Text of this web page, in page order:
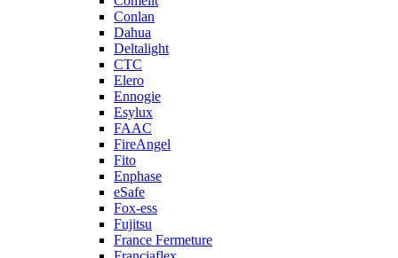
Conlan
Dahua
Deltalight
CTC
Elero
Ennogie
Esylux
FAAC
FireAngel
Fito
Enphase
eSafe
Fox-ess
Fujitsu
France Fermeture